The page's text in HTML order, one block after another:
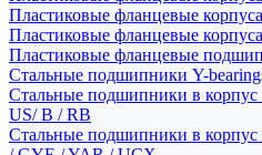
Пластиковые фланцевые
Пластиковые фланцевые
Пластиковые фланцевые
Стальные подшипники Y-
Стальные подшипники в корпус
US/ B / RB
Стальные подшипники в